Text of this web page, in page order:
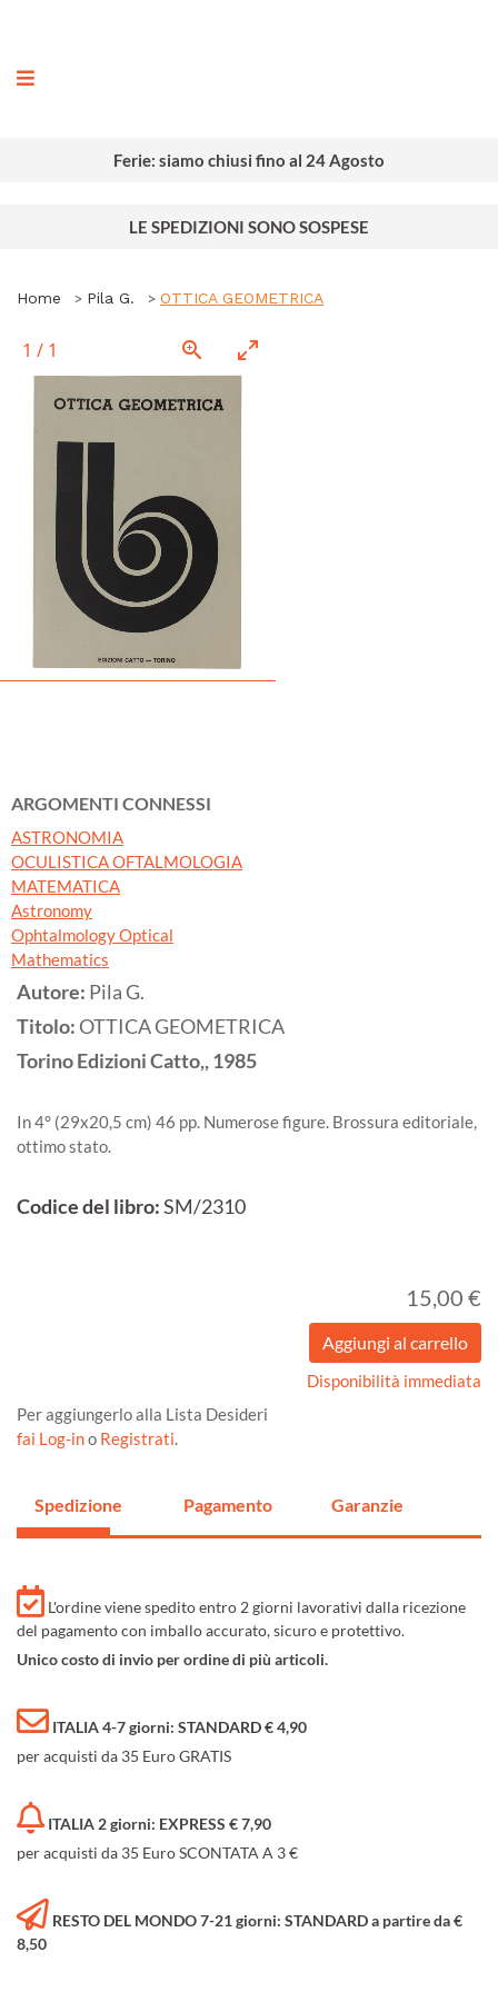
Ferie: siamo chiusi fino al 24 Agosto
LE SPEDIZIONI SONO SOSPESE
Home Pila G. OTTICA GEOMETRICA
1 / 1
ARGOMENTI CONNESSI
ASTRONOMIA
OCULISTICA OFTALMOLOGIA
MATEMATICA
Astronomy
Ophtalmology Optical
Mathematics
Autore: Pila G.
Titolo:OTTICA GEOMETRICA
TorinoEdizioni Catto,,1985
In 4° (29x20,5 cm) 46 pp. Numerose figure. Brossura editoriale,
ottimo stato.
Codice del libro:SM/2310
15,00 €
Disponibilità immediata
Per aggiungerlo alla Lista Desideri
fai Log-ino Registrati.
Spedizione Pagamento Garanzie
L'ordine viene spedito entro 2 giorni lavorativi dalla ricezione
del pagamento con imballo accurato, sicuro e protettivo.
Unico costo di invio per ordine di più articoli.
ITALIA 4-7 giorni: STANDARD € 4,90
per acquisti da 35 Euro GRATIS
ITALIA 2 giorni: EXPRESS € 7,90
per acquisti da 35 Euro SCONTATA A 3 €
RESTO DEL MONDO 7-21 giorni: STANDARD a partire da €
8,50